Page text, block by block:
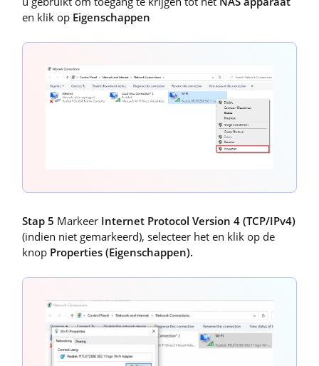
en klik op Eigenschappen
Stap 5 Markeer Internet Protocol Version 4 (TCP/IPv4)
(indien niet gemarkeerd), selecteer het en klik op de
knop Properties (Eigenschappen).